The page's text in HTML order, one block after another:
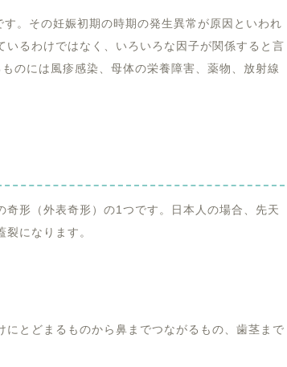
。その妊娠初期の時期の発生異常が原因といわれ
るわけではなく、いろいろな因子が関係すると言
のには風疹感染、母体の栄養障害、薬物、放射線
形（外表奇形）の1つです。日本人の場合、先天
になります。
にとどまるものから鼻までつながるもの、歯茎まで